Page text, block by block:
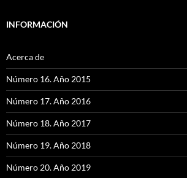
INFORMACIÓN
Acerca de
Número 16. Año 2015
Número 17. Año 2016
Número 18. Año 2017
Número 19. Año 2018
Número 20. Año 2019